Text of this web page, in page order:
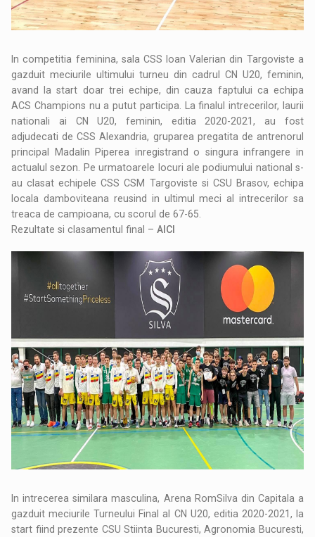
In competitia feminina, sala CSS Ioan Valerian din Targoviste a
gazduit meciurile ultimului turneu din cadrul CN U20, feminin,
avand la start doar trei echipe, din cauza faptului ca echipa
ACS Champions nu a putut participa. La finalul intrecerilor, laurii
nationali ai CN U20, feminin, editia 2020-2021, au fost
adjudecati de CSS Alexandria, gruparea pregatita de antrenorul
principal Madalin Piperea inregistrand o singura infrangere in
actualul sezon. Pe urmatoarele locuri ale podiumului national s-
au clasat echipele CSS CSM Targoviste si CSU Brasov, echipa
locala damboviteana reusind in ultimul meci al intrecerilor sa
treaca de campioana, cu scorul de 67-65.
Rezultate si clasamentul final –AICI
In intrecerea similara masculina, Arena RomSilva din Capitala a
gazduit meciurile Turneului Final al CN U20, editia 2020-2021, la
start fiind prezente CSU Stiinta Bucuresti, Agronomia Bucuresti,